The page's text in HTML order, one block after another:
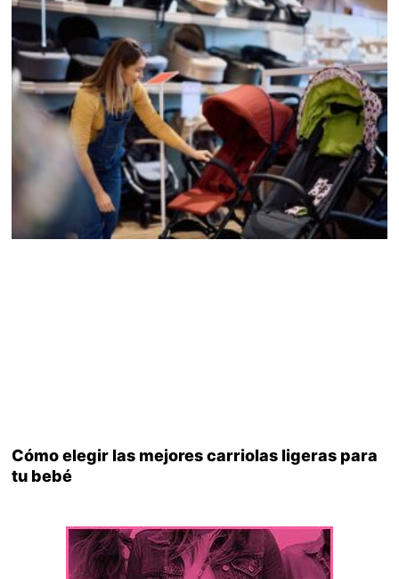
Cómo elegir las mejores carriolas ligeras para
tu bebé